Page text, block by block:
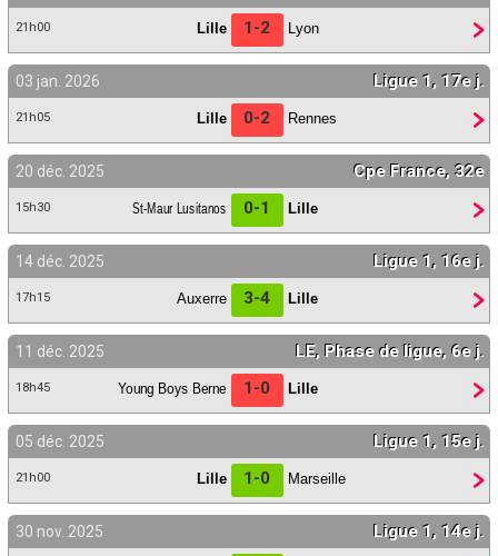
21h00 Lille 1-2 Lyon
03 jan. 2026 Ligue 1, 17e j.
21h05 Lille 0-2 Rennes
20 déc. 2025 Cpe France, 32e
15h30 St-Maur Lusitanos 0-1 Lille
14 déc. 2025 Ligue 1, 16e j.
17h15 Auxerre 3-4 Lille
11 déc. 2025 LE, Phase de ligue, 6e j.
18h45 Young Boys Berne 1-0 Lille
05 déc. 2025 Ligue 1, 15e j.
21h00 Lille 1-0 Marseille
30 nov. 2025 Ligue 1, 14e j.